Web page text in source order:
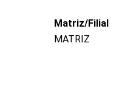
Matriz/Filial
MATRIZ